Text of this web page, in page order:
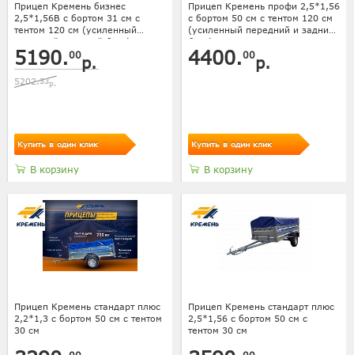
Прицеп Кремень бизнес
2,5*1,56В с бортом 31 см с
тентом 120 см (усиленный
передний и задний борт)
5190.00р.
5202.33р.
Купить в один клик
В корзину
Прицеп Кремень профи 2,5*1,56
с бортом 50 см с тентом 120 см
(усиленный передний и задний
борт)
4400.00р.
Купить в один клик
В корзину
Прицеп Кремень стандарт плюс
2,2*1,3 с бортом 50 см с тентом
30 см
Прицеп Кремень стандарт плюс
2,5*1,56 с бортом 50 см с
тентом 30 см